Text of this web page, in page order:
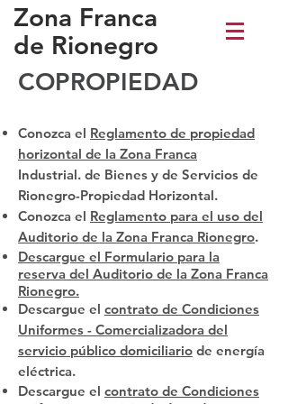
Zona Franca
de Rionegro
COPROPIEDAD
Conozca el Reglamento de propiedad
horizontal de la Zona Franca
Industrial. de Bienes y de Servicios de
Rionegro-Propiedad Horizontal.
Conozca el Reglamento para el uso del
Auditorio de la Zona Franca Rionegro.
Descargue el Formulario para la
reserva del Auditorio de la Zona Franca
Rionegro.
Descargue el contrato de Condiciones
Uniformes - Comercializadora del
servicio público domiciliario de energía
eléctrica.
Descargue el contrato de Condiciones